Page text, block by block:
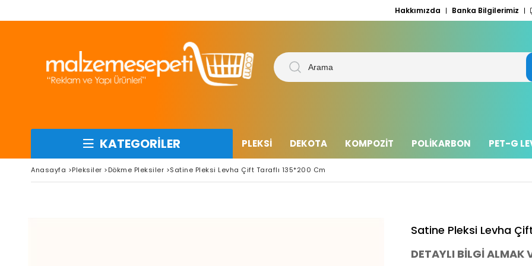
Hakkımızda Banka Bilgilerimiz
KATEGORİLER PLEKSİ DEKOTA KOMPOZİT POLİKARBON PET-G
Anasayfa >Pleksiler >Dökme Pleksiler >Satine Pleksi Levha Çift Taraflı 135*200 Cm
Satine Pleksi Levha
DETAYLI BİLGİ ALMAK